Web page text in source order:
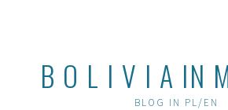
B O L I V I A IN
BLOG IN PL/EN